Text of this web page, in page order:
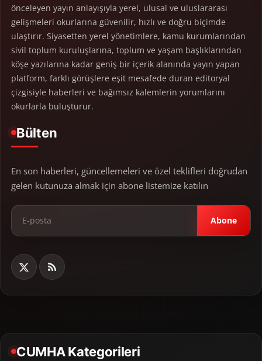
önceleyen yayın anlayışıyla yerel, ulusal ve uluslararası
gelişmeleri okurlarına güvenilir, hızlı ve doğru biçimde
ulaştırır. Siyasetten yerel yönetimlere, kamu kurumlarından
sivil toplum kuruluşlarına, toplum ve yaşam başlıklarından
köşe yazılarına kadar geniş bir içerik alanında yayın yapan
platform, farklı görüşlere eşit mesafede duran editoryal
çizgisiyle haberleri ve bağımsız kalemlerin yorumlarını
okurlarla buluşturur.
Bülten
En son haberleri, güncellemeleri ve özel teklifleri doğrudan
gelen kutunuza almak için abone listemize katılın
Abone
CUMHA Kategorileri